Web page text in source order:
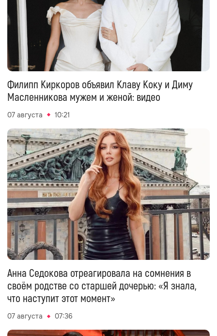
Филипп Киркоров объявил Клаву Коку и Диму
Масленникова мужем и женой: видео
07 августа 10:21
Анна Седокова отреагировала на сомнения в
своём родстве со старшей дочерью: «Я знала,
что наступит этот момент»
07 августа 07:36